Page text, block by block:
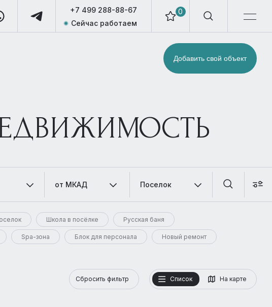
0
+7 499 288-88-67
Сейчас работаем
Добавить свой объект
от МКАД Поселок
Школа в посёлке Русская баня
Spa-зона Блок для персонала Новый ремонт
Список На карте
Сбросить фильтр